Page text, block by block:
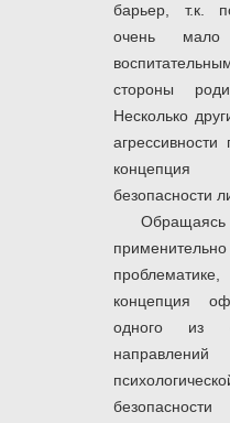
барьер, т.к.
очень мало
стороны
Несколько
агрессивности
концепция
безопасности
концепция
одного из